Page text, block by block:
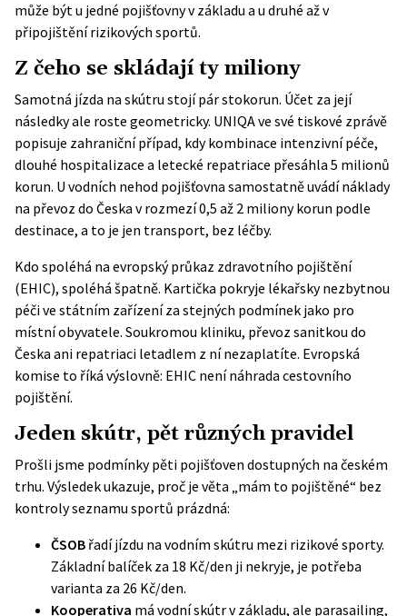
může být u jedné pojišťovny v základu a u druhé až v
připojištění rizikových sportů.
Z čeho se skládají ty miliony
Samotná jízda na skútru stojí pár stokorun. Účet za její
následky ale roste geometricky. UNIQA ve své tiskové zprávě
popisuje zahraniční případ, kdy kombinace intenzivní péče,
dlouhé hospitalizace a letecké repatriace přesáhla 5 milionů
korun. U vodních nehod pojišťovna samostatně uvádí náklady
na převoz do Česka v rozmezí 0,5 až 2 miliony korun podle
destinace, a to je jen transport, bez léčby.
Kdo spoléhá na evropský průkaz zdravotního pojištění
(EHIC), spoléhá špatně. Kartička pokryje lékařsky nezbytnou
péči ve státním zařízení za stejných podmínek jako pro
místní obyvatele. Soukromou kliniku, převoz sanitkou do
Česka ani repatriaci letadlem z ní nezaplatíte. Evropská
komise to říká výslovně: EHIC není náhrada cestovního
pojištění.
Jeden skútr, pět různých pravidel
Prošli jsme podmínky pěti pojišťoven dostupných na českém
trhu. Výsledek ukazuje, proč je věta „mám to pojištěné“ bez
kontroly seznamu sportů prázdná:
ČSOB řadí jízdu na vodním skútru mezi rizikové sporty.
Základní balíček za 18 Kč/den ji nekryje, je potřeba
varianta za 26 Kč/den.
Kooperativa má vodní skútr v základu, ale parasailing,